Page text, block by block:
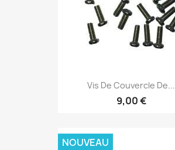
Vis De Couvercle De...
9,00 €
NOUVEAU